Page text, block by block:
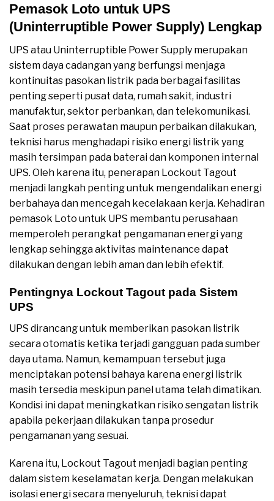
Pemasok Loto untuk UPS
(Uninterruptible Power Supply) Lengkap
UPS atau Uninterruptible Power Supply merupakan
sistem daya cadangan yang berfungsi menjaga
kontinuitas pasokan listrik pada berbagai fasilitas
penting seperti pusat data, rumah sakit, industri
manufaktur, sektor perbankan, dan telekomunikasi.
Saat proses perawatan maupun perbaikan dilakukan,
teknisi harus menghadapi risiko energi listrik yang
masih tersimpan pada baterai dan komponen internal
UPS. Oleh karena itu, penerapan Lockout Tagout
menjadi langkah penting untuk mengendalikan energi
berbahaya dan mencegah kecelakaan kerja. Kehadiran
pemasok Loto untuk UPS membantu perusahaan
memperoleh perangkat pengamanan energi yang
lengkap sehingga aktivitas maintenance dapat
dilakukan dengan lebih aman dan lebih efektif.
Pentingnya Lockout Tagout pada Sistem
UPS
UPS dirancang untuk memberikan pasokan listrik
secara otomatis ketika terjadi gangguan pada sumber
daya utama. Namun, kemampuan tersebut juga
menciptakan potensi bahaya karena energi listrik
masih tersedia meskipun panel utama telah dimatikan.
Kondisi ini dapat meningkatkan risiko sengatan listrik
apabila pekerjaan dilakukan tanpa prosedur
pengamanan yang sesuai.
Karena itu, Lockout Tagout menjadi bagian penting
dalam sistem keselamatan kerja. Dengan melakukan
isolasi energi secara menyeluruh, teknisi dapat